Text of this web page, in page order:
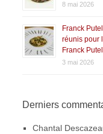
8 mai 2026
Franck
réunis pour
Franck
3 mai 2026
Derniers
Chantal